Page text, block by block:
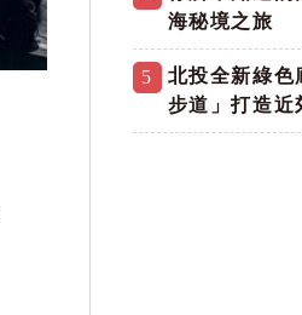
海秘境之旅
5
北投全新綠色
步道」打造近